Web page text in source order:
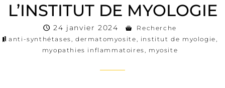
L’INSTITUT DE MYOLOGIE
24 janvier 2024
Recherche
anti-synthétases,dermatomyosite, institut de myologie,
myopathies inflammatoires, myosite